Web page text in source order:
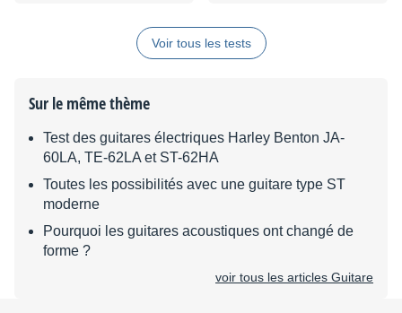
Voir tous les tests
Sur le même thème
Test des guitares électriques Harley Benton JA-
60LA, TE-62LA et ST-62HA
Toutes les possibilités avec une guitare type ST
moderne
Pourquoi les guitares acoustiques ont changé de
forme ?
voir tous les articles Guitare